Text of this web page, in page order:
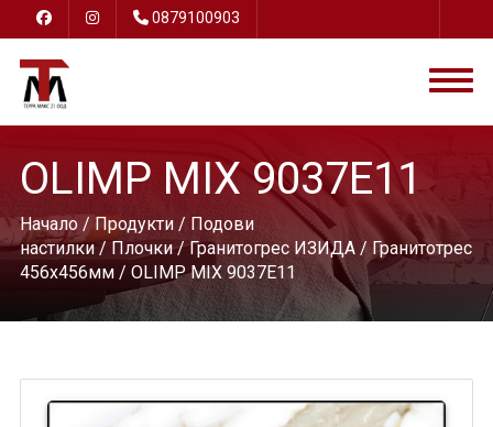
0879100903
OLIMP MIX 9037E11
Начало/ Продукти/ Подови
настилки/ Плочки/Гранитогрес ИЗИДА/ Гранитотрес
456х456мм/ OLIMP MIX 9037E11